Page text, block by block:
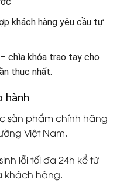
khách hàng yêu cầu tự
chìa khóa trao tay cho
thục nhất.
hành
sản phẩm chính hãng
Việt Nam.
lỗi tối đa 24h kể từ
khách hàng.